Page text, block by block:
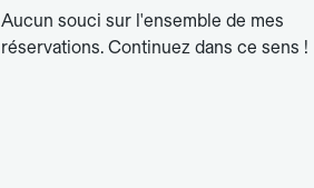
Aucun souci sur l'ensemble de mes
réservations. Continuez dans ce sens !